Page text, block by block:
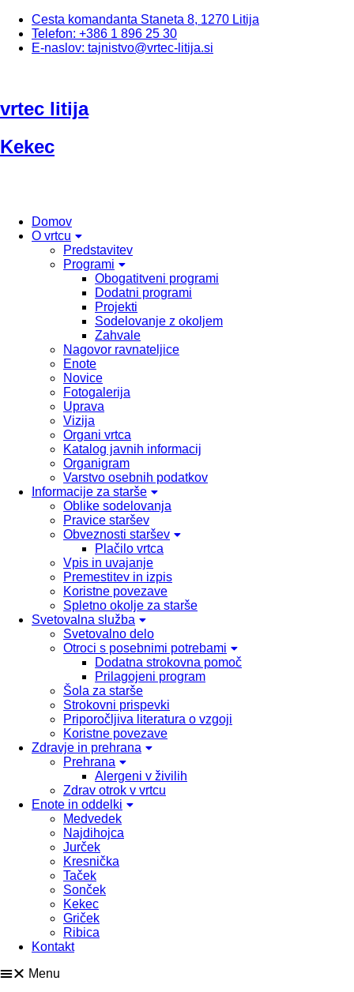
Cesta komandanta Staneta 8, 1270 Litija
Telefon: +386 1 896 25 30
E-naslov: tajnistvo@vrtec-litija.si
vrtec litija
Kekec
Domov
O vrtcu
Predstavitev
Programi
Obogatitveni programi
Dodatni programi
Projekti
Sodelovanje z okoljem
Zahvale
Nagovor ravnateljice
Enote
Novice
Fotogalerija
Uprava
Vizija
Organi vrtca
Katalog javnih informacij
Organigram
Varstvo osebnih podatkov
Informacije za starše
Oblike sodelovanja
Pravice staršev
Obveznosti staršev
Plačilo vrtca
Vpis in uvajanje
Premestitev in izpis
Koristne povezave
Spletno okolje za starše
Svetovalna služba
Svetovalno delo
Otroci s posebnimi potrebami
Dodatna strokovna pomoč
Prilagojeni program
Šola za starše
Strokovni prispevki
Priporočljiva literatura o vzgoji
Koristne povezave
Zdravje in prehrana
Prehrana
Alergeni v živilih
Zdrav otrok v vrtcu
Enote in oddelki
Medvedek
Najdihojca
Jurček
Kresnička
Taček
Sonček
Kekec
Griček
Ribica
Kontakt
Menu